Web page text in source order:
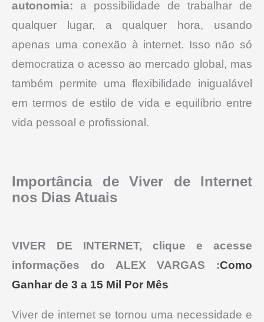
autonomia: a possibilidade de trabalhar de
qualquer lugar, a qualquer hora, usando
apenas uma conexão à internet. Isso não só
democratiza o acesso ao mercado global, mas
também permite uma flexibilidade inigualável
em termos de estilo de vida e equilíbrio entre
vida pessoal e profissional.
Importância de Viver de Internet
nos Dias Atuais
VIVER DE INTERNET, clique e acesse
informações do ALEX VARGAS :Como
Ganhar de 3 a 15 Mil Por Mês
Viver de internet se tornou uma necessidade e